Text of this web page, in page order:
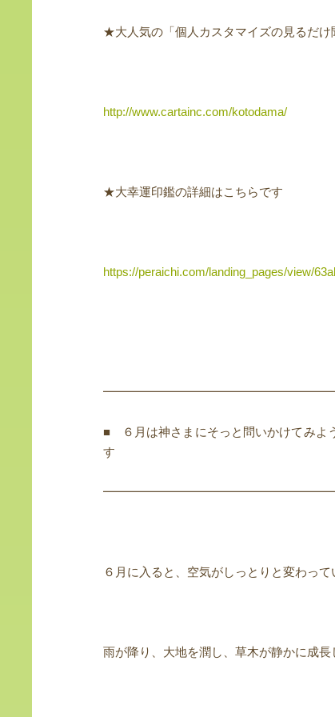
★大人気の「個人カスタマイズの見るだけ
http://www.cartainc.com/kotodama/
★大幸運印鑑の詳細はこちらです
https://peraichi.com/landing_pages/view/
■ ６月は神さまにそっと問いかけてみよ
す
６月に入ると、空気がしっとりと変わって
雨が降り、大地を潤し、草木が静かに成長